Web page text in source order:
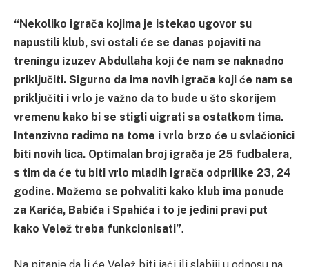
“Nekoliko igrača kojima je istekao ugovor su
napustili klub, svi ostali će se danas pojaviti na
treningu izuzev Abdullaha koji će nam se naknadno
priključiti. Sigurno da ima novih igrača koji će nam se
priključiti i vrlo je važno da to bude u što skorijem
vremenu kako bi se stigli uigrati sa ostatkom tima.
Intenzivno radimo na tome i vrlo brzo će u svlačionici
biti novih lica. Optimalan broj igrača je 25 fudbalera,
s tim da će tu biti vrlo mladih igrača odprilike 23, 24
godine. Možemo se pohvaliti kako klub ima ponude
za Karića, Babića i Spahića i to je jedini pravi put
kako Velež treba funkcionisati”.